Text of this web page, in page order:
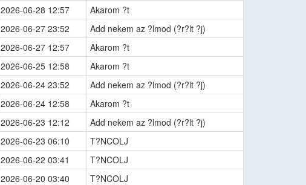
2026-06-28 12:57
Akarom ?t
2026-06-27 23:52
Add nekem az ?lmod (?r?lt ?j)
2026-06-27 12:57
Akarom ?t
2026-06-25 12:58
Akarom ?t
2026-06-24 23:52
Add nekem az ?lmod (?r?lt ?j)
2026-06-24 12:58
Akarom ?t
2026-06-23 12:12
Add nekem az ?lmod (?r?lt ?j)
2026-06-23 06:10
T?NCOLJ
2026-06-22 03:41
T?NCOLJ
2026-06-20 03:40
T?NCOLJ